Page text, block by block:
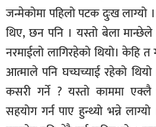
जन्मेकोमा पहिलो पटक दुःख
थिए, छन पनि । यस्तो बेला
नरमाईलो लागिरहेको थियो। केहि त
आत्माले पनि घच्घच्याई रहेको
कसरी गर्ने ? यस्तो काममा
सहयोग गर्न पाए हुन्थ्यो भन्ने